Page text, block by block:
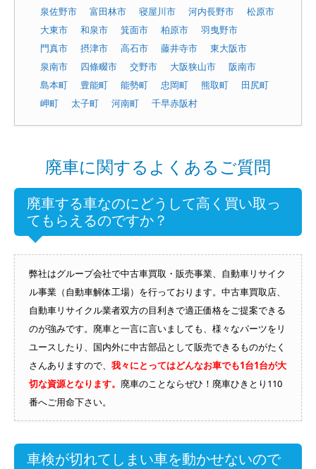
泉佐野市
富田林市 寝屋川市 河内長野市
松原市
大東市
和泉市 箕面市 柏原市
羽曳野市
門真市
摂津市 高石市 藤井寺市
東大阪市
泉南市
四條畷市 交野市 大阪狭山市
阪南市
島本町
豊能町 能勢町 忠岡町 熊取町
田尻町
岬町
太子町 河南町 千早赤阪村
廃車に関するよくあるご質問
廃車する車なのにどうして高く買い取っ
てもらえるのですか？
弊社はグループ会社で中古車買取・販売事業、自動車リサイク
ル事業（自動車解体工場）を行っております。中古車買取店、
自動車リサイクル業者双方の目利きで適正価格をご提案できる
のが強みです。廃車と一言に言いましても、様々なパーツをリ
ユースしたり、国内外に中古部品として販売できるものがたく
さんありますので、 我々にとってはどんなお車でも1台1台が大
切な資源となります。 廃車のことならぜひ！廃車ひきとり110
番へご用命下さい。
車検が切れてしまい車を動かせないので